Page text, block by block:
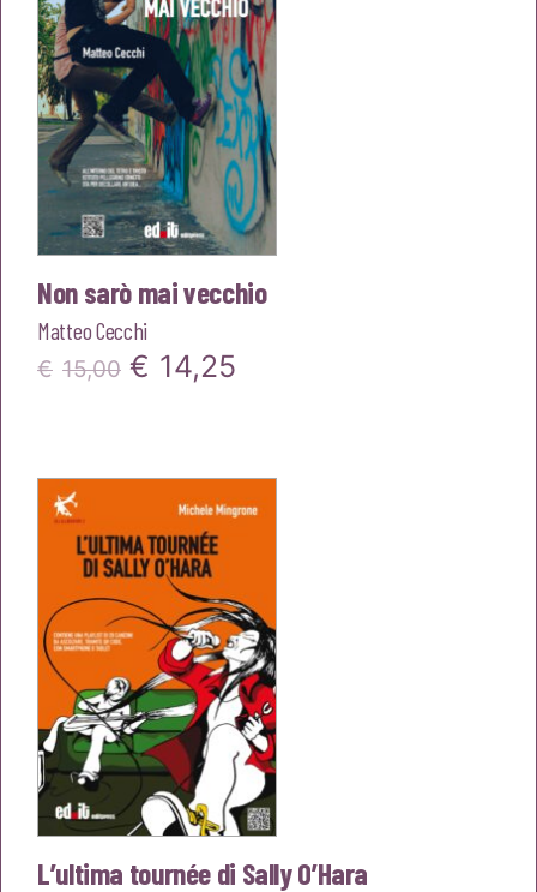
Non sarò mai vecchio
Matteo Cecchi
€ 15,00 Il
era:
€15,00.
€ 14,25
è:
L’ultima tournée di Sally O’Hara